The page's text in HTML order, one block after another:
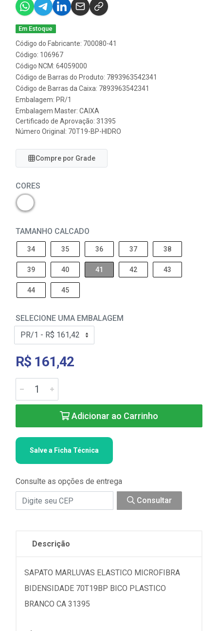
Em Estoque
Código do Fabricante: 700080-41
Código: 106967
Código NCM: 64059000
Código de Barras do Produto: 7893963542341
Código de Barras da Caixa: 7893963542341
Embalagem: PR/1
Embalagem Master: CAIXA
Certificado de Aprovação: 31395
Número Original: 70T19-BP-HIDRO
Compre por Grade
CORES
TAMANHO CALCADO
34 35 36 37 38
39 40 41 42 43
44 45
SELECIONE UMA EMBALAGEM
R$ 161,42
Adicionar ao Carrinho
Salve a Ficha Técnica
Consulte as opções de entrega
Consultar
Descrição
SAPATO MARLUVAS ELASTICO MICROFIBRA
BIDENSIDADE 70T19BP BICO PLASTICO
BRANCO CA 31395